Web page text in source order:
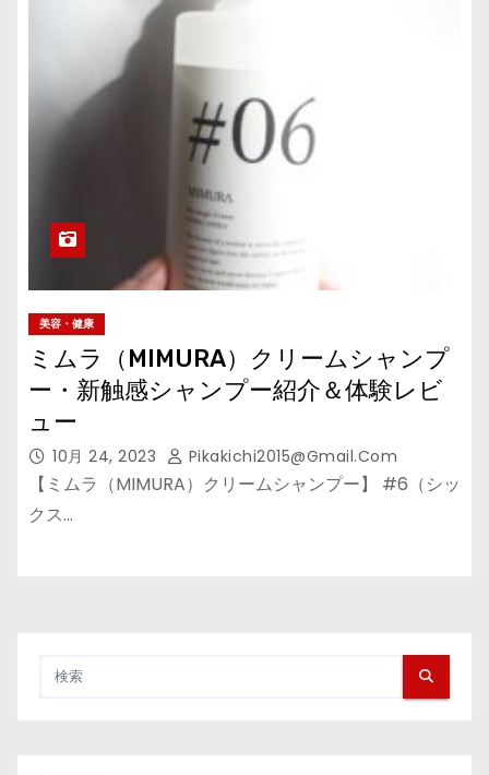
美容・健康
ミムラ（MIMURA）クリームシャンプ
ー・新触感シャンプー紹介＆体験レビ
ュー
10月 24, 2023 Pikakichi2015@gmail.com
【ミムラ（MIMURA）クリームシャンプー】 #6（シッ
クス…